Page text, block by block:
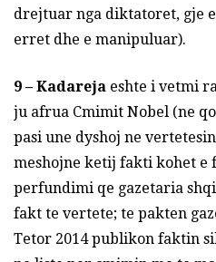
drejtuar nga diktatoret, gje
erret dhe e manipuluar).
9 – Kadareja eshte i vetmi
ju afrua Cmimit Nobel (ne
pasi une dyshoj ne
meshojne ketij fakti kohet e
perfundimi qe gazetaria
fakt te vertete; te pakten
Tetor 2014 publikon faktin